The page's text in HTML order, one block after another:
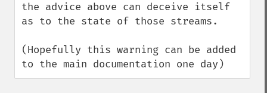
the advice above can deceive itself
as to the state of those streams.
(Hopefully this warning can be added
to the main documentation one day)